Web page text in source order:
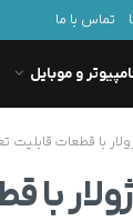
تماس با ما
و موبایل